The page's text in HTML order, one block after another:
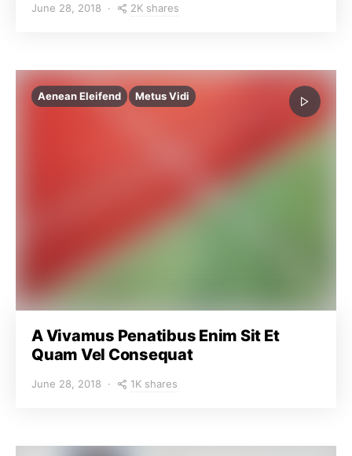
June 28, 2018 2K shares
Aenean Eleifend Metus Vidi
A Vivamus Penatibus Enim Sit Et
Quam Vel Consequat
June 28, 2018 1K shares